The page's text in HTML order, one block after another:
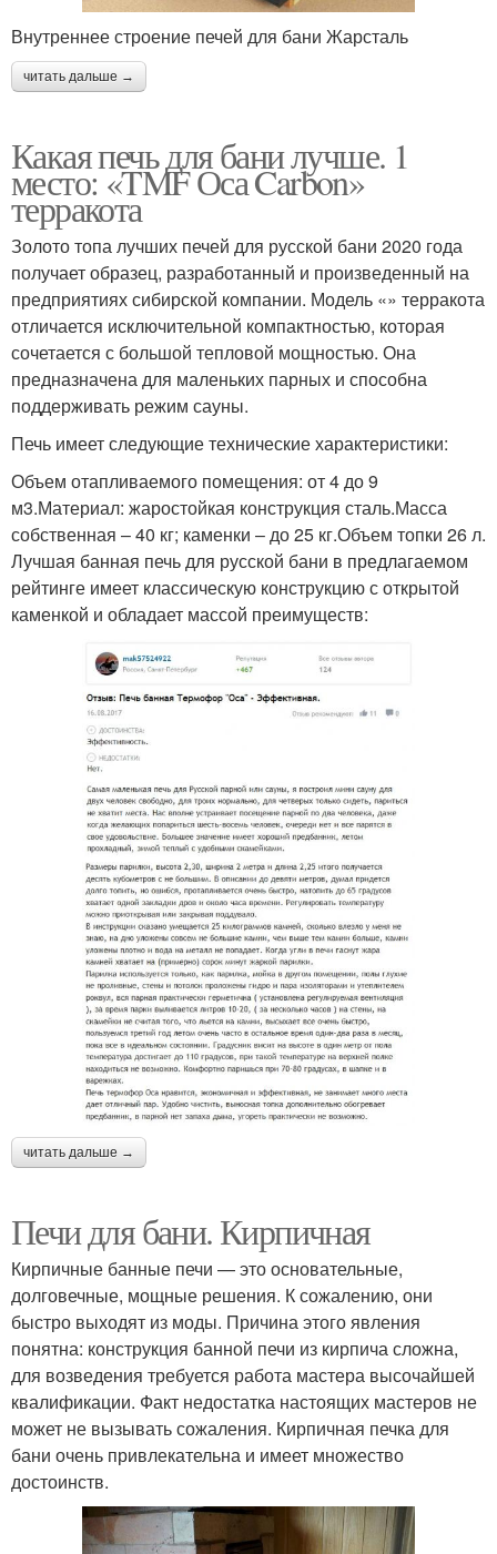
Внутреннее строение печей для бани Жарсталь
читать дальше →
Какая печь для бани лучше. 1
место: «TMF Оса Carbon»
терракота
Золото топа лучших печей для русской бани 2020 года
получает образец, разработанный и произведенный на
предприятиях сибирской компании. Модель «» терракота
отличается исключительной компактностью, которая
сочетается с большой тепловой мощностью. Она
предназначена для маленьких парных и способна
поддерживать режим сауны.
Печь имеет следующие технические характеристики:
Объем отапливаемого помещения: от 4 до 9
м3.Материал: жаростойкая конструкция сталь.Масса
собственная – 40 кг; каменки – до 25 кг.Объем топки 26 л.
Лучшая банная печь для русской бани в предлагаемом
рейтинге имеет классическую конструкцию с открытой
каменкой и обладает массой преимуществ:
читать дальше →
Печи для бани. Кирпичная
Кирпичные банные печи — это основательные,
долговечные, мощные решения. К сожалению, они
быстро выходят из моды. Причина этого явления
понятна: конструкция банной печи из кирпича сложна,
для возведения требуется работа мастера высочайшей
квалификации. Факт недостатка настоящих мастеров не
может не вызывать сожаления. Кирпичная печка для
бани очень привлекательна и имеет множество
достоинств.